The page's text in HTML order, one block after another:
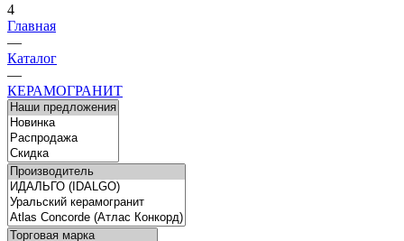
4
Главная
—
Каталог
—
КЕРАМОГРАНИТ